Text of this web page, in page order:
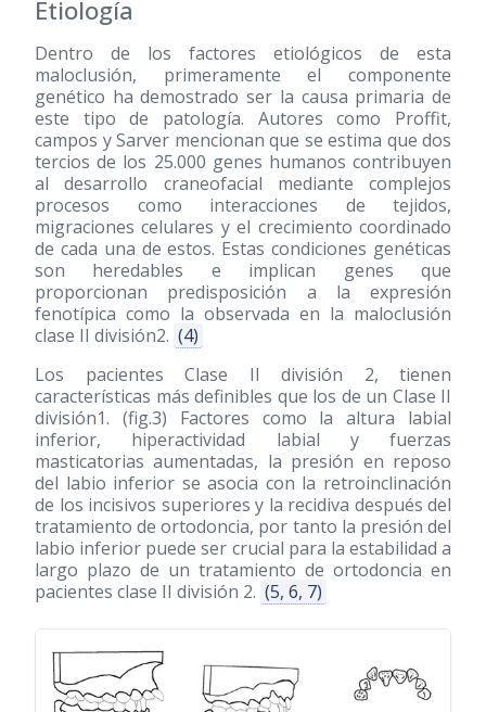
Etiología
Dentro de los factores etiológicos de esta
maloclusión, primeramente el componente
genético ha demostrado ser la causa primaria de
este tipo de patología. Autores como Proffit,
campos y Sarver mencionan que se estima que dos
tercios de los 25.000 genes humanos contribuyen
al desarrollo craneofacial mediante complejos
procesos como interacciones de tejidos,
migraciones celulares y el crecimiento coordinado
de cada una de estos. Estas condiciones genéticas
son heredables e implican genes que
proporcionan predisposición a la expresión
fenotípica como la observada en la maloclusión
clase II división2. (4)
Los pacientes Clase II división 2, tienen
características más definibles que los de un Clase II
división1. (fig.3) Factores como la altura labial
inferior, hiperactividad labial y fuerzas
masticatorias aumentadas, la presión en reposo
del labio inferior se asocia con la retroinclinación
de los incisivos superiores y la recidiva después del
tratamiento de ortodoncia, por tanto la presión del
labio inferior puede ser crucial para la estabilidad a
largo plazo de un tratamiento de ortodoncia en
pacientes clase II división 2. (5, 6, 7)